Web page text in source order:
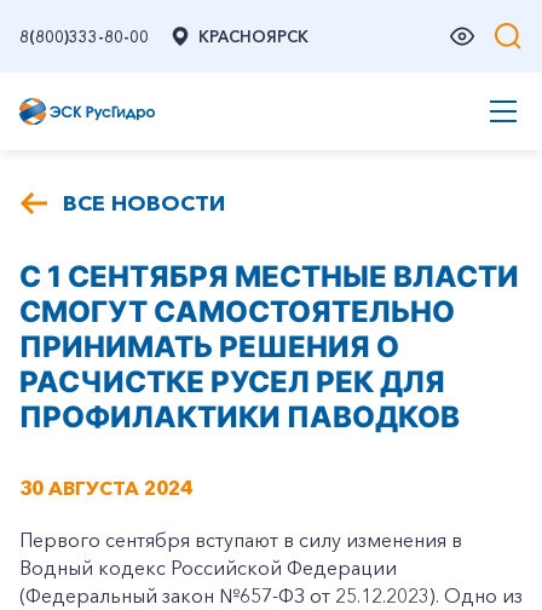
8(800)333-80-00 КРАСНОЯРСК
ВСЕ НОВОСТИ
C 1 СЕНТЯБРЯ МЕСТНЫЕ ВЛАСТИ
СМОГУТ САМОСТОЯТЕЛЬНО
ПРИНИМАТЬ РЕШЕНИЯ О
РАСЧИСТКЕ РУСЕЛ РЕК ДЛЯ
ПРОФИЛАКТИКИ ПАВОДКОВ
30 АВГУСТА 2024
Первого сентября вступают в силу изменения в
Водный кодекс Российской Федерации
(Федеральный закон №657-ФЗ от 25.12.2023). Одно из